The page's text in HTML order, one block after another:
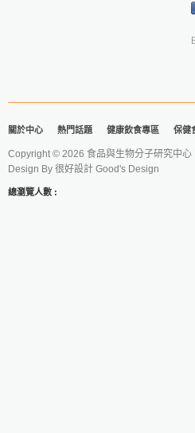
關於中心 熱門話題 健康飲食專區 保健
Copyright © 2026 食品與生物分子研究中
Design By 很好設計 Good's Design
總瀏覽人數 :